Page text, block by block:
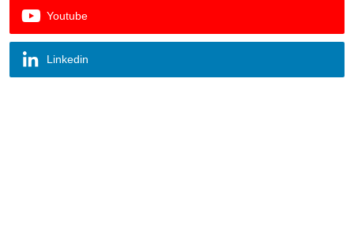
Youtube
Linkedin